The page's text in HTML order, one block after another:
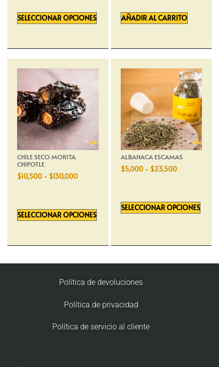
SELECCIONAR OPCIONES AÑADIR AL CARRITO
CHILE SECO MORITA
CHIPOTLE
$10,500 - $130,000
SELECCIONAR OPCIONES
ALBAHACA ESCAMAS
$5,000 - $23,500
SELECCIONAR OPCIONES
Política de devoluciones
Política de privacidad
Política de servicio al cliente